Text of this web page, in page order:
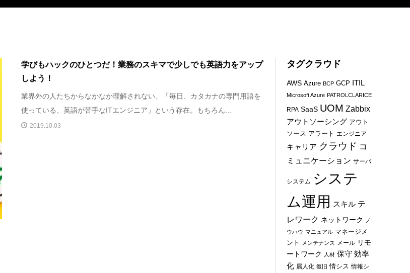
学びもハックのひとつだ！業務のスキマで少しでも英語力をアップ
しよう！
業界外の人たちからなかなか理解されない、「毎日、カタカナの専門用語を
使っている、英語が苦手なITエンジニア」という存在。もちろん...
2019.10.03
タグクラウド
AWS Azure BCP GCP ITIL
Microsoft Azure PATROLCLARICE
RPA SaaS UOM Zabbix
アウトソーシング アウト
ソース アラート エンジニア
キャリア クラウド コ
ミュニケーション サーバ
システム システ
ム運用 スキル テ
レワーク ネットワーク
ノ
ウハウ マニュアル マネージメ
ント
メンテナンス メール リモ
ートワーク
人材 保守 効率
化 属人化 復旧 情シス 情報シ